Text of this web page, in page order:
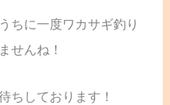
ちに一度ワカサギ釣り
せんね！
ちしております！